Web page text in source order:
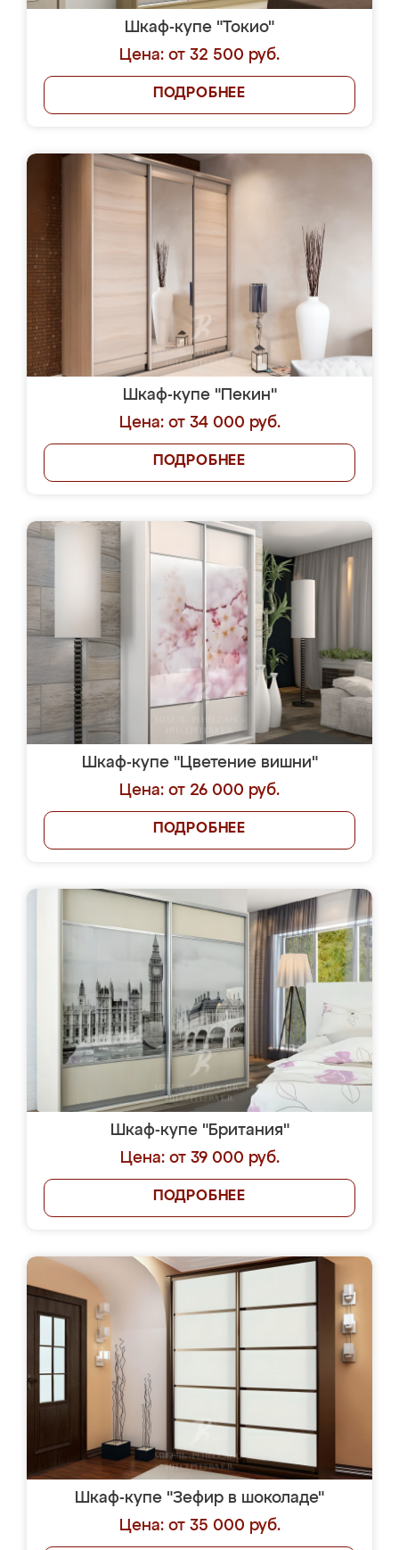
Шкаф-купе "Токио"
Цена: от 32 500 руб.
ПОДРОБНЕЕ
Шкаф-купе "Пекин"
Цена: от 34 000 руб.
ПОДРОБНЕЕ
Шкаф-купе "Цветение вишни"
Цена: от 26 000 руб.
ПОДРОБНЕЕ
Шкаф-купе "Британия"
Цена: от 39 000 руб.
ПОДРОБНЕЕ
Шкаф-купе "Зефир в шоколаде"
Цена: от 35 000 руб.